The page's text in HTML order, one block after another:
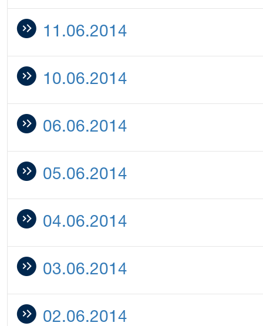
11.06.2014
10.06.2014
06.06.2014
05.06.2014
04.06.2014
03.06.2014
02.06.2014